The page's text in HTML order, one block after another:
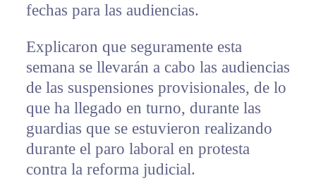
fechas para las audiencias.
Explicaron que seguramente esta
semana se llevarán a cabo las audiencias
de las suspensiones provisionales, de lo
que ha llegado en turno, durante las
guardias que se estuvieron realizando
durante el paro laboral en protesta
contra la reforma judicial.